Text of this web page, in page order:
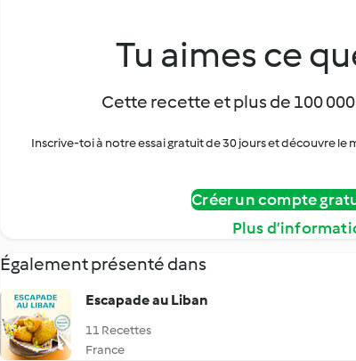
Tu aimes ce
Cette recette et plus de 100
Inscrive-toi à notre essai gratuit de 30 jours et découvre
Créer un compte
Plus
Également présenté dans
Escapade au Liban
11 Recettes
France